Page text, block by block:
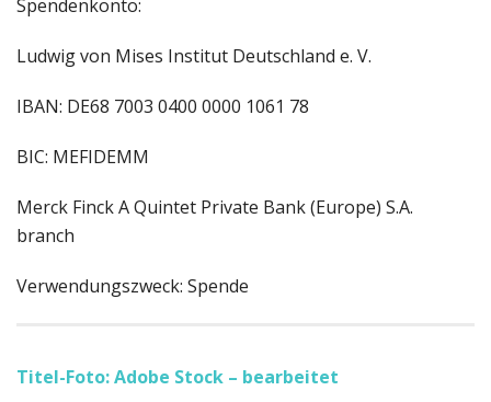
Spendenkonto:
Ludwig von Mises Institut Deutschland e. V.
IBAN: DE68 7003 0400 0000 1061 78
BIC: MEFIDEMM
Merck Finck A Quintet Private Bank (Europe) S.A.
branch
Verwendungszweck: Spende
Titel-Foto: Adobe Stock – bearbeitet